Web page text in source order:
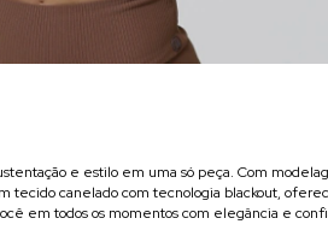
e estilo em uma só peça. Com
canelado com tecnologia blackout,
em todos os momentos com elegância e